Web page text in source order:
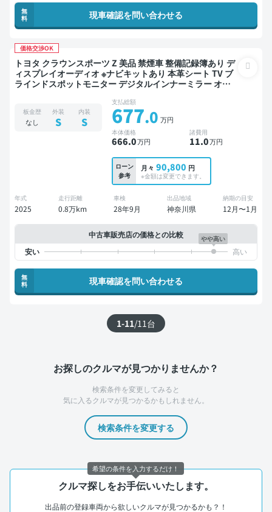
無
料
現車確認を問い合わせる
価格交渉OK
トヨタ クラウンスポーツ Z 美品 禁煙車 整備記録簿あり デ
ィスプレイオーディオ ※ナビキットあり 本革シート TV ブ
ラインドスポットモニター デジタルインナーミラー オー
バックモニター 全方位カメラ ドライブレコーダー 衝突軽
板金歴
なし
外装
S
内装
S
支払総額
677.0 万円
本体価格
666.0万円
諸費用
11.0万円
ローン
参考
月々 90,800 円
※金額は変更できます。
年式
2025
走行距離
0.8万km
車検
28年9月
出品地域
神奈川県
納期の目安
12月〜1月
中古車販売店の価格との比較 やや高い
無
料
現車確認を問い合わせる
1-11/11台
お探しのクルマが見つかりませんか？
検索条件を変更してみると
気に入るクルマが見つかるかもしれません。
検索条件を変更する
クルマ探しをお手伝いいたします。
出品前の登録車両から欲しいクルマが見つかるかも？！
希望の条件を入力するだけ！